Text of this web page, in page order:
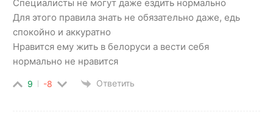
Специалисты не могут даже ездить нормально
Для этого правила знать не обязательно даже, едь
спокойно и аккуратно
Нравится ему жить в белоруси а вести себя
нормально не нравится
9 -8 Ответить